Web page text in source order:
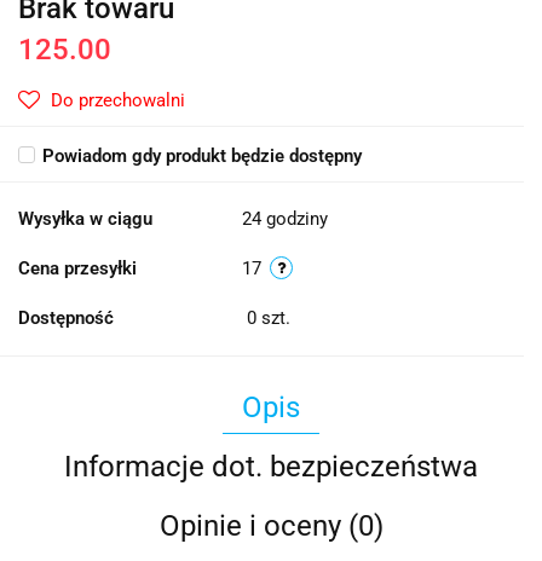
Brak towaru
125.00
Do przechowalni
Powiadom gdy produkt będzie dostępny
Wysyłka w ciągu 24 godziny
Cena przesyłki 17
Dostępność 0 szt.
Opis
Informacje dot. bezpieczeństwa
Opinie i oceny (0)